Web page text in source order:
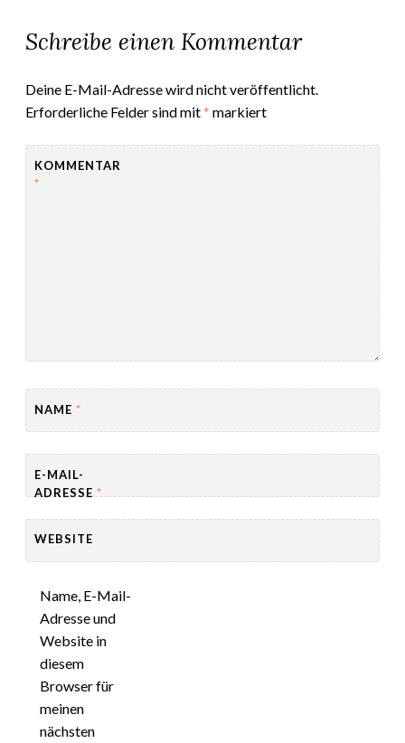
Schreibe einen Kommentar
Deine E-Mail-Adresse wird nicht veröffentlicht.
Erforderliche Felder sind mit* markiert
KOMMENTAR
*
NAME *
E-MAIL-
ADRESSE *
WEBSITE
Name, E-Mail-
Adresse und
Website in
diesem
Browser für
meinen
nächsten